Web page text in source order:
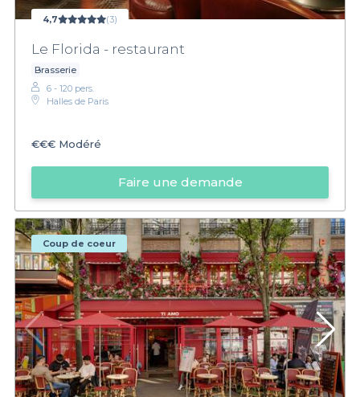
4,7 (3)
Le Florida - restaurant
Brasserie
6 - 120 pers.
Halles de Paris
€€€ Modéré
Faire une demande
Coup de coeur